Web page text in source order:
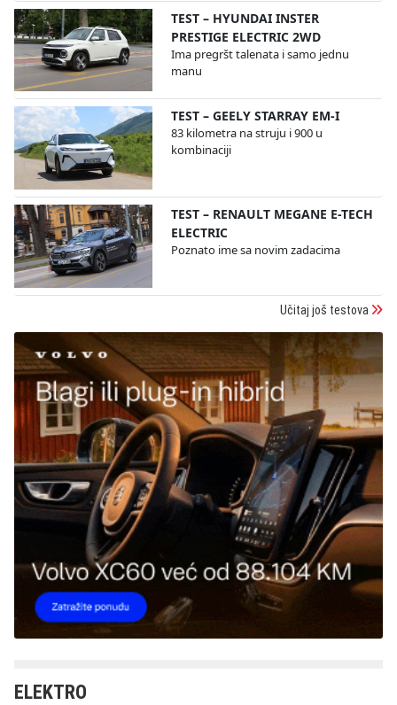
TEST – HYUNDAI INSTER
PRESTIGE ELECTRIC 2WD
Ima pregršt talenata i samo jednu
manu
TEST – GEELY STARRAY EM-I
83 kilometra na struju i 900 u
kombinaciji
TEST – RENAULT MEGANE E-TECH
ELECTRIC
Poznato ime sa novim zadacima
Učitaj još testova
ELEKTRO